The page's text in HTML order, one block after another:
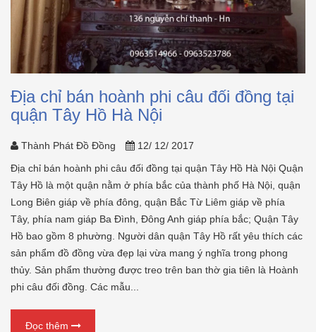
Địa chỉ bán hoành phi câu đối đồng tại
quận Tây Hồ Hà Nội
Thành Phát Đồ Đồng
12/ 12/ 2017
Địa chỉ bán hoành phi câu đối đồng tại quận Tây Hồ Hà Nội Quận
Tây Hồ là một quận nằm ở phía bắc của thành phố Hà Nội, quận
Long Biên giáp về phía đông, quận Bắc Từ Liêm giáp về phía
Tây, phía nam giáp Ba Đình, Đông Anh giáp phía bắc; Quận Tây
Hồ bao gồm 8 phường. Người dân quận Tây Hồ rất yêu thích các
sản phẩm đồ đồng vừa đẹp lại vừa mang ý nghĩa trong phong
thủy. Sản phẩm thường được treo trên ban thờ gia tiên là Hoành
phi câu đối đồng. Các mẫu...
Đọc thêm